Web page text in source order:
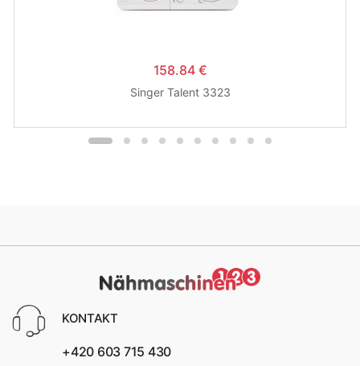
158.84 €
Singer Talent 3323
KONTAKT
+420 603 715 430